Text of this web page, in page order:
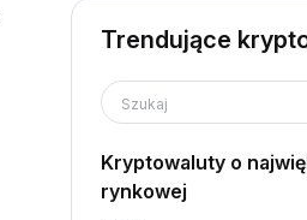
Trendujące
Szukaj
Kryptowaluty o
rynkowej